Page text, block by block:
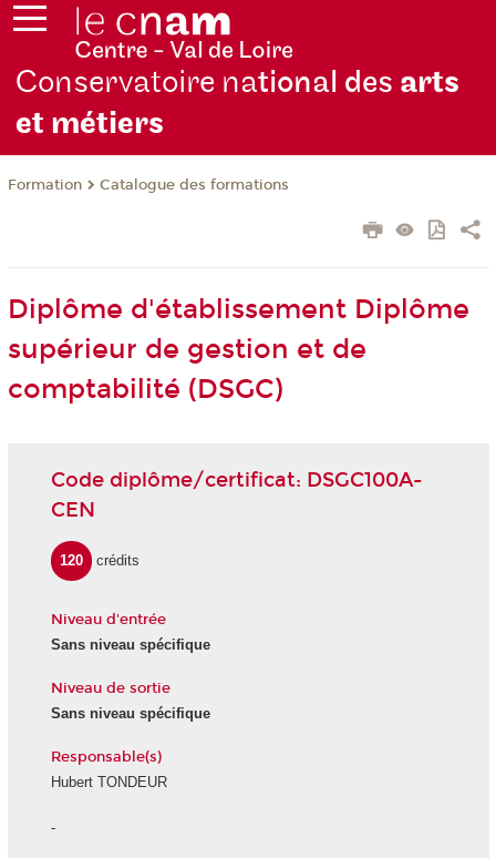
Conservatoire national des arts
et métiers
Formation Catalogue des formations
Diplôme d'établissement Diplôme
supérieur de gestion et de
comptabilité (DSGC)
Code diplôme/certificat: DSGC100A-
CEN
120 crédits
Niveau d'entrée
Sans niveau spécifique
Niveau de sortie
Sans niveau spécifique
Responsable(s)
Hubert TONDEUR
-